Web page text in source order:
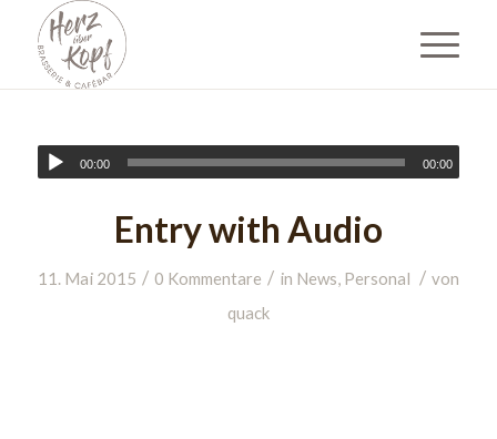
00:00 00:00
Entry with Audio
11. Mai 2015 / 0 Kommentare / in News, Personal / von
quack